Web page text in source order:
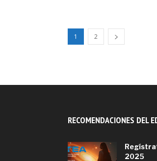
1 2
RECOMENDACIONES DEL
2025